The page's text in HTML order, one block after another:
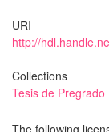
URI
http://
Collections
Tesis de Pregrado
The following